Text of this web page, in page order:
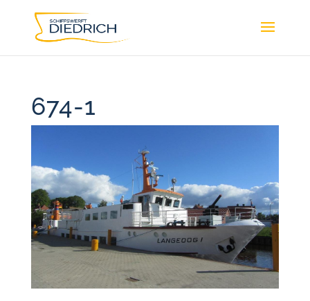
674-1